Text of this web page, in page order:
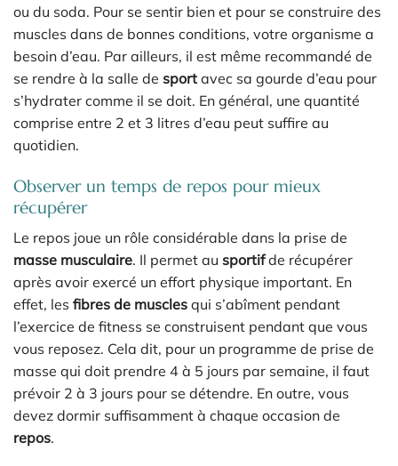
ou du soda. Pour se sentir bien et pour se construire des
muscles dans de bonnes conditions, votre organisme a
besoin d’eau. Par ailleurs, il est même recommandé de
se rendre à la salle de sport avec sa gourde d’eau pour
s’hydrater comme il se doit. En général, une quantité
comprise entre 2 et 3 litres d’eau peut suffire au
quotidien.
Observer un temps de repos pour mieux
récupérer
Le repos joue un rôle considérable dans la prise de
masse musculaire. Il permet au sportifde récupérer
après avoir exercé un effort physique important. En
effet, les fibres de muscles qui s’abîment pendant
l’exercice de fitness se construisent pendant que vous
vous reposez. Cela dit, pour un programme de prise de
masse qui doit prendre 4 à 5 jours par semaine, il faut
prévoir 2 à 3 jours pour se détendre. En outre, vous
devez dormir suffisamment à chaque occasion de
repos.